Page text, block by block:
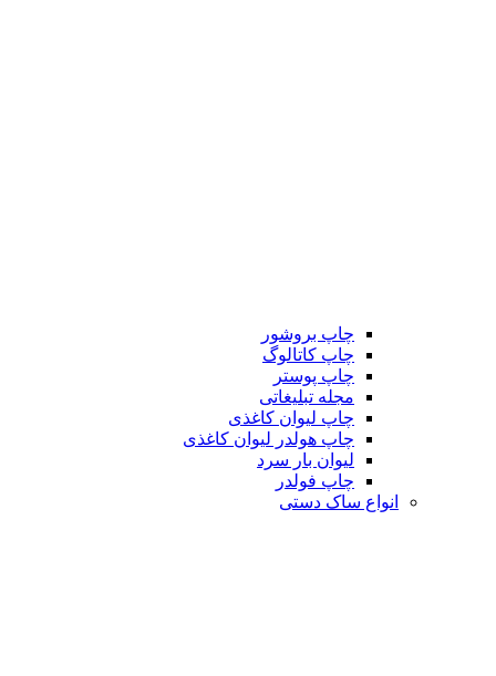
چاپ بروشور
چاپ کاتالوگ
چاپ پوستر
مجله تبلیغاتی
چاپ لیوان کاغذی
چاپ هولدر لیوان کاغذی
لیوان بار سرد
چاپ فولدر
انواع ساک دستی